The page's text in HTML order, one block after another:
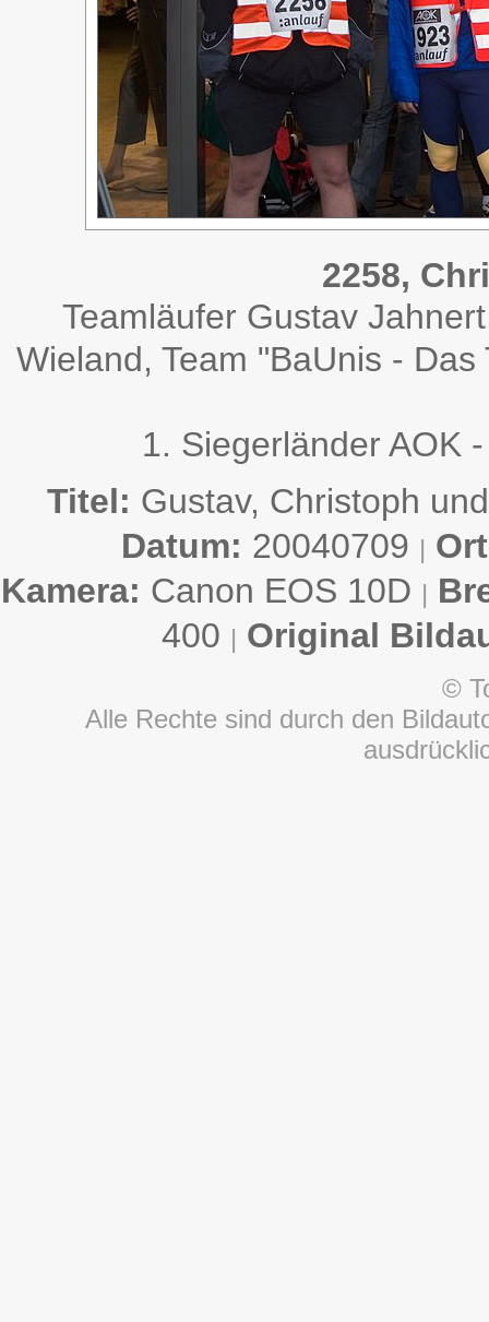
2258,
Teamläufer Gustav
Wieland, Team "BaUnis -
1. Siegerländer AOK
Titel: Gustav, Christoph
Datum: 20040709 |
Kamera: Canon EOS 10D |
400 | Original
©
Alle Rechte sind durch den